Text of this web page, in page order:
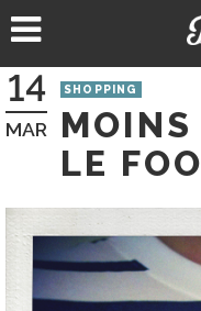
au
14
MAR
SHOPPING
MOINS
LE